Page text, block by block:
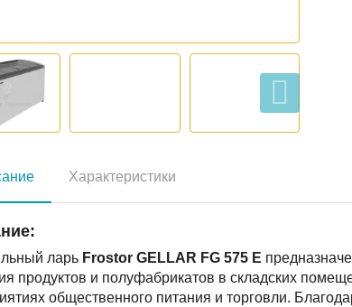
Характеристики
ларь Frostor GELLAR FG 575 E
продуктов и полуфабрикатов в складских
общественного питания и торговли.